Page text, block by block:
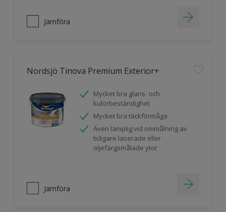
Jämföra
Nordsjö Tinova Premium Exterior+
Mycket bra glans- och
kulörbeständighet
Mycket bra täckförmåga
Även lämplig vid ommålning av
tidigare laserade eller
oljefärgsmålade ytor
Jämföra